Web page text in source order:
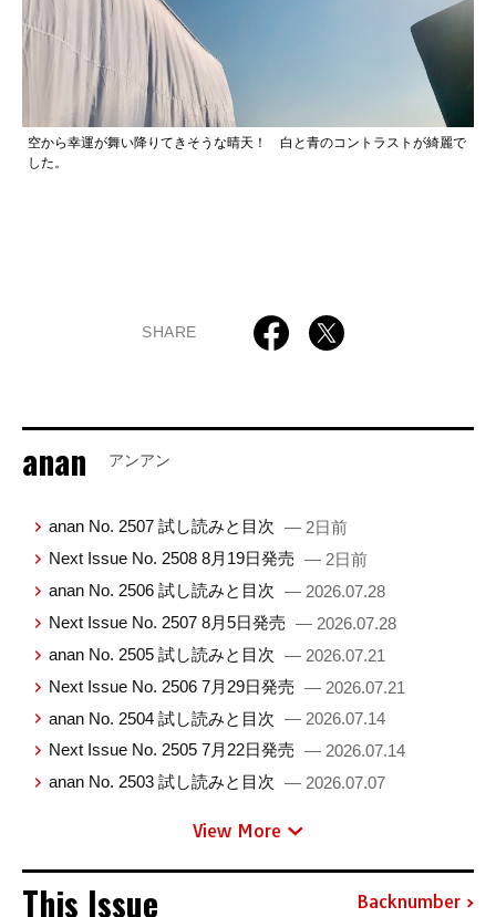
空から幸運が舞い降りてきそうな晴天！ 白と青のコントラストが綺麗で
した。
SHARE
anan アンアン
anan No. 2507 試し読みと目次 — 2日前
Next Issue No. 2508 8月19日発売 — 2日前
anan No. 2506 試し読みと目次 — 2026.07.28
Next Issue No. 2507 8月5日発売 — 2026.07.28
anan No. 2505 試し読みと目次 — 2026.07.21
Next Issue No. 2506 7月29日発売 — 2026.07.21
anan No. 2504 試し読みと目次 — 2026.07.14
Next Issue No. 2505 7月22日発売 — 2026.07.14
anan No. 2503 試し読みと目次 — 2026.07.07
View More
This Issue Backnumber